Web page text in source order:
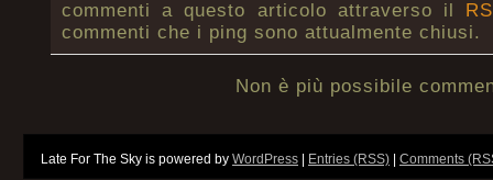
commenti a questo articolo attraverso il
commenti che i ping sono attualmente chiusi.
Non è più possibile
Late For The Sky is powered by WordPress Entries (RSS) Comments